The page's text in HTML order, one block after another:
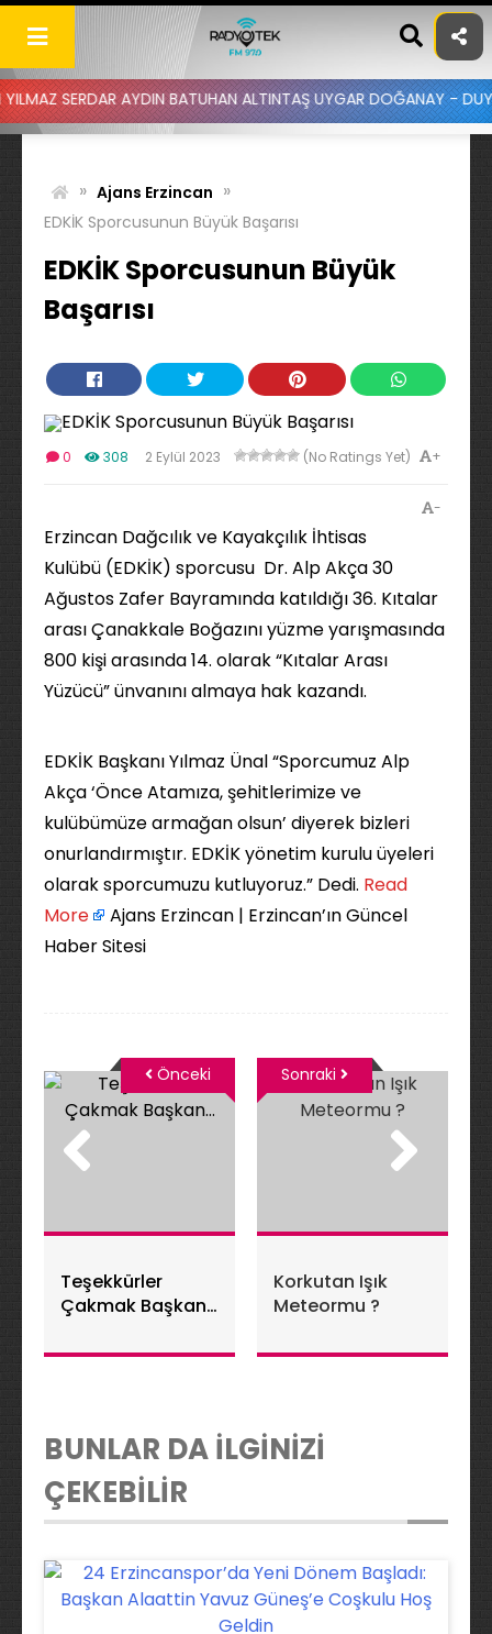
Skip
content
AYDIN BATUHAN ALTINTAŞ UYGAR DOĞANAY - DUYDUM Kİ BİR
» Ajans Erzincan »
EDKİK Sporcusunun Büyük Başarısı
EDKİK Sporcusunun Büyük
Başarısı
0 308 2 Eylül 2023 (No Ratings Yet) +
-
Erzincan Dağcılık ve Kayakçılık İhtisas
Kulübü (EDKİK) sporcusu Dr. Alp Akça 30
Ağustos Zafer Bayramında katıldığı 36. Kıtalar
arası Çanakkale Boğazını yüzme yarışmasında
800 kişi arasında 14. olarak “Kıtalar Arası
Yüzücü” ünvanını almaya hak kazandı.
EDKİK Başkanı Yılmaz Ünal “Sporcumuz Alp
Akça ‘Önce Atamıza, şehitlerimize ve
kulübümüze armağan olsun’ diyerek bizleri
onurlandırmıştır. EDKİK yönetim kurulu üyeleri
olarak sporcumuzu kutluyoruz.” Dedi. ​ Read
More
Ajans Erzincan | Erzincan’ın Güncel
Haber Sitesi
Teşekkürler
Çakmak Başkan…
Önceki
Korkutan Işık
Meteormu ?
Sonraki
BUNLAR DA İLGİNİZİ
ÇEKEBİLİR